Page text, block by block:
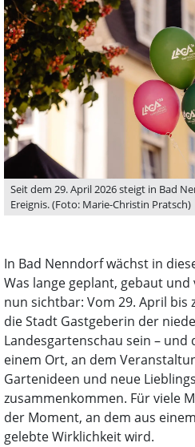
Seit dem 29. April 2026 steigt in Bad
Ereignis. (Foto: Marie-Christin Pratsch)
In Bad Nenndorf wächst in
Was lange geplant, gebaut
nun sichtbar: Vom 29. April bis
die Stadt Gastgeberin der
Landesgartenschau sein – und
einem Ort, an dem
Gartenideen und neue
zusammenkommen. Für viele
der Moment, an dem aus
gelebte Wirklichkeit wird.